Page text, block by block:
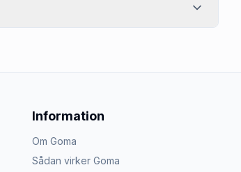
Information
Om Goma
Sådan virker Goma